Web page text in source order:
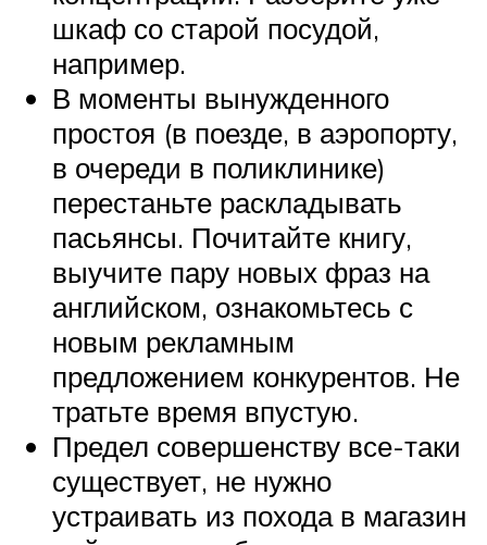
шкаф со старой посудой,
например.
В моменты вынужденного
простоя (в поезде, в аэропорту,
в очереди в поликлинике)
перестаньте раскладывать
пасьянсы. Почитайте книгу,
выучите пару новых фраз на
английском, ознакомьтесь с
новым рекламным
предложением конкурентов. Не
тратьте время впустую.
Предел совершенству все-таки
существует, не нужно
устраивать из похода в магазин